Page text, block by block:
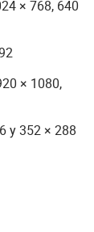
× 768, 640
× 1080,
y 352 × 288